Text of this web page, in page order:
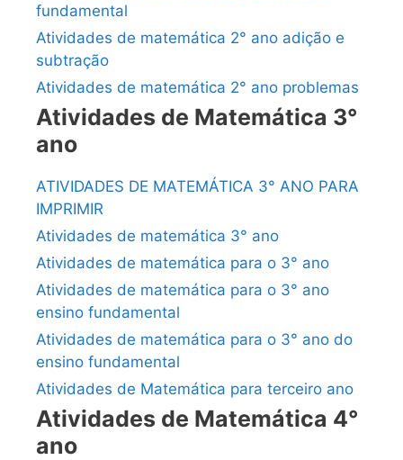
fundamental
Atividades de matemática 2° ano adição e
subtração
Atividades de matemática 2° ano problemas
Atividades de Matemática 3°
ano
ATIVIDADES DE MATEMÁTICA 3° ANO PARA
IMPRIMIR
Atividades de matemática 3° ano
Atividades de matemática para o 3° ano
Atividades de matemática para o 3° ano
ensino fundamental
Atividades de matemática para o 3° ano do
ensino fundamental
Atividades de Matemática para terceiro ano
Atividades de Matemática 4°
ano